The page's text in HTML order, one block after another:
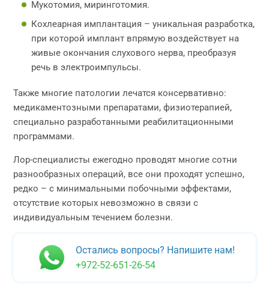
Мукотомия, миринготомия.
Кохлеарная имплантация – уникальная разработка,
при которой имплант впрямую воздействует на
живые окончания слухового нерва, преобразуя
речь в электроимпульсы.
Также многие патологии лечатся консервативно:
медикаментозными препаратами, физиотерапией,
специально разработанными реабилитационными
программами.
Лор-специалисты ежегодно проводят многие сотни
разнообразных операций, все они проходят успешно,
редко – с минимальными побочными эффектами,
отсутствие которых невозможно в связи с
индивидуальным течением болезни.
Остались вопросы? Напишите нам!
+972-52-651-26-54